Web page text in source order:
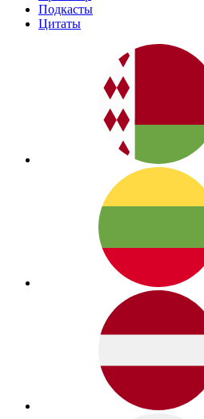
Подкасты
Цитаты